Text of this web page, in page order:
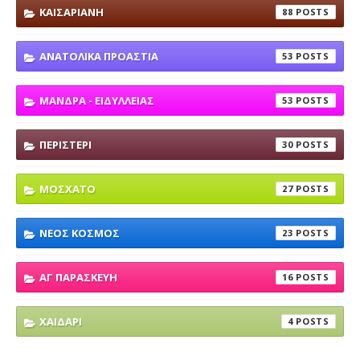
ΚΑΙΣΑΡΙΑΝΗ 88
ΑΝΑΤΟΛΙΚΑ ΠΡΟΑΣΤΙΑ 53
ΜΑΝΔΡΑ - ΕΙΔΥΛΛΕΙΑΣ 53
ΠΕΡΙΣΤΕΡΙ 30
ΜΟΣΧΑΤΟ 27
ΝΕΟΣ ΚΟΣΜΟΣ 23
ΑΓ ΠΑΡΑΣΚΕΥΗ 16
ΧΑΙΔΑΡΙ 4